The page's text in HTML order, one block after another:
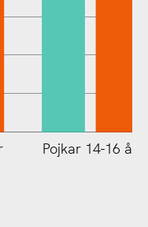
Pojkar 14-16 år